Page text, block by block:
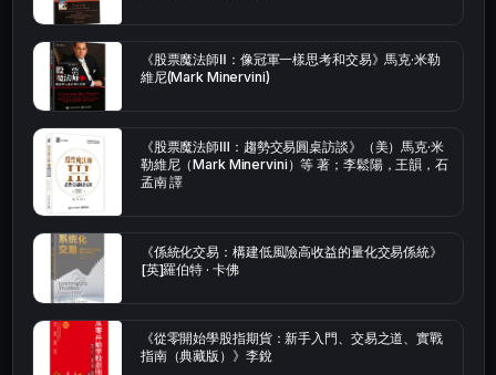
《股票魔法師Ⅱ：像冠軍一樣思考和交易》馬克·米勒
維尼(Mark Minervini)
《股票魔法師Ⅲ：趨勢交易圓桌訪談》（美）馬克·米
勒維尼（Mark Minervini）等 著；李鬆陽，王韻，石
孟南 譯
《係統化交易：構建低風險高收益的量化交易係統》
[英]羅伯特 · 卡佛
《從零開始學股指期貨：新手入門、交易之道、實戰
指南（典藏版）》李銳